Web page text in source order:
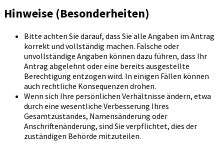
Hinweise (Besonderheiten)
Bitte achten Sie darauf, dass Sie alle Angaben im Antrag
korrekt und vollständig machen. Falsche oder
unvollständige Angaben können dazu führen, dass Ihr
Antrag abgelehnt oder eine bereits ausgestellte
Berechtigung entzogen wird. In einigen Fällen können
auch rechtliche Konsequenzen drohen.
Wenn sich Ihre persönlichen Verhältnisse ändern, etwa
durch eine wesentliche Verbesserung Ihres
Gesamtzustandes, Namensänderung oder
Anschriftenänderung, sind Sie verpflichtet, dies der
zuständigen Behörde mitzuteilen.